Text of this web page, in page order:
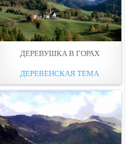
ДЕРЕВУШКА В ГОРАХ
ДЕРЕВЕНСКАЯ ТЕМА